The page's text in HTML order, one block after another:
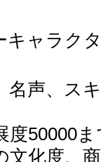
キャラク
名声、ス
度50000
文化度、